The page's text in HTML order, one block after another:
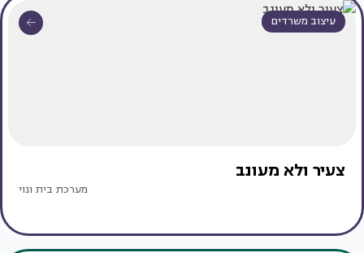
עיצוב משרדים
צעיר ולא מעונב
מערכת בית ונוי